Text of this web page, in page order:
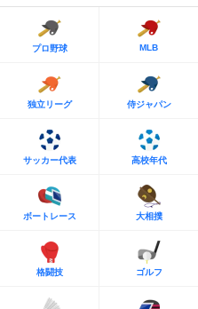
プロ野球 MLB
独立リーグ 侍ジャパン
サッカー代表 高校年代
ボートレース 大相撲
格闘技 ゴルフ